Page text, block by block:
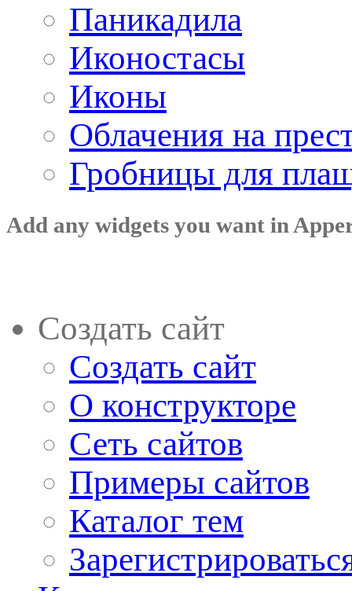
Паникадила
Иконостасы
Иконы
Облачения на
Гробницы для
Add any widgets you want in
Создать сайт
Создать сайт
О конструкторе
Сеть сайтов
Примеры сайтов
Каталог тем